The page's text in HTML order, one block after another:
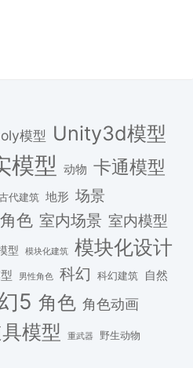
模型 Unity3d模型
模型 动物 卡通模型
代建筑 地形 场景
色 室内场景 室内模型
型 模块化建筑 模块化设计
男性角色 科幻 科幻建筑 自然
5 角色 角色动画
模型 重武器 野生动物